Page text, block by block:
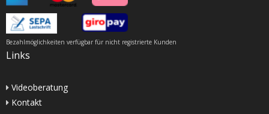
Bezahlmöglichkeiten verfügbar für nicht registrierte Kunden
Links
Videoberatung
Kontakt